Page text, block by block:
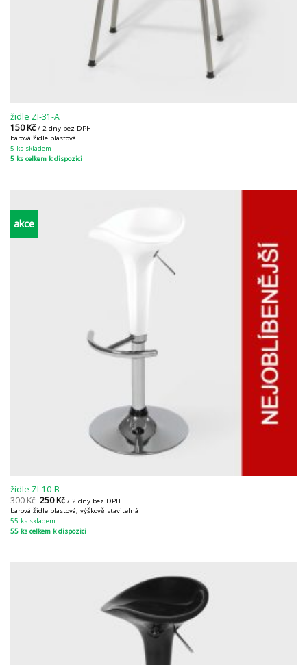
židle ZI-31-A
150Kč / 2 dny bez DPH
barová židle plastová
5 ks skladem
5 ks celkem k dispozici
akce
židle ZI-10-B
300Kč 250Kč / 2 dny bez DPH
barová židle plastová, výškově stavitelná
55 ks skladem
55 ks celkem k dispozici